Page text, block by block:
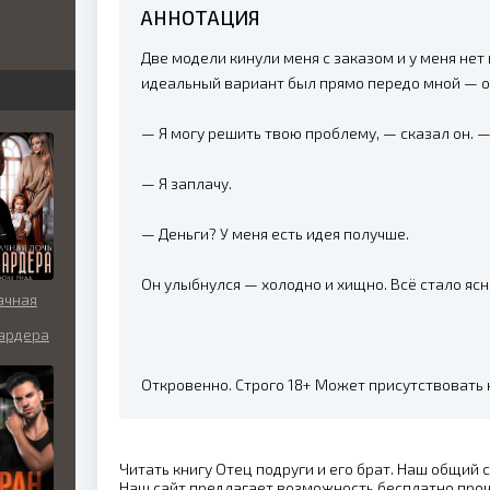
АННОТАЦИЯ
Две модели кинули меня с заказом и у меня
идеальный вариант был прямо передо мной —
— Я могу решить твою проблему, — сказал он.
— Я заплачу.
— Деньги? У меня есть идея получше.
Он улыбнулся — холодно и хищно. Всё стало
Откровенно. Строго 18+ Может присутствовать
Читать книгу Отец подруги и его брат. Наш